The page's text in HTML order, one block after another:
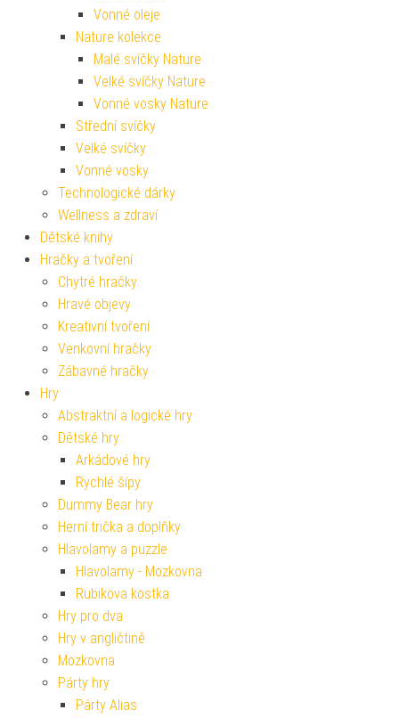
Vonné oleje
Nature kolekce
Malé svíčky Nature
Velké svíčky Nature
Vonné vosky Nature
Střední svíčky
Velké svíčky
Vonné vosky
Technologické dárky
Wellness a zdraví
Dětské knihy
Hračky a tvoření
Chytré hračky
Hravé objevy
Kreativní tvoření
Venkovní hračky
Zábavné hračky
Hry
Abstraktní a logické hry
Dětské hry
Arkádové hry
Rychlé šípy
Dummy Bear hry
Herní trička a doplňky
Hlavolamy a puzzle
Hlavolamy - Mozkovna
Rubikova kostka
Hry pro dva
Hry v angličtině
Mozkovna
Párty hry
Párty Alias